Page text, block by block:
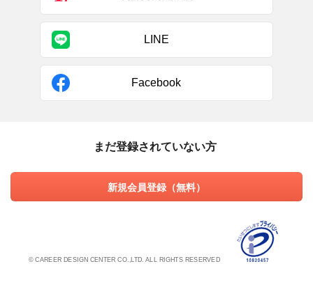
LINE
Facebook
まだ登録されていない方
新規会員登録（無料）
© CAREER DESIGN CENTER CO.,LTD. ALL RIGHTS RESERVED